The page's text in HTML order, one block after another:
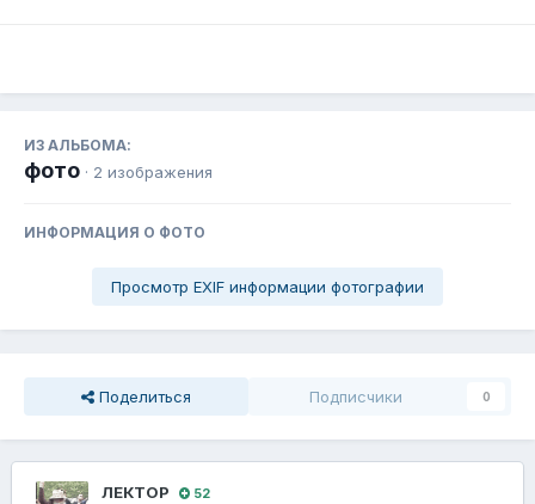
ИЗ АЛЬБОМА:
фото · 2 изображения
ИНФОРМАЦИЯ О ФОТО
Просмотр EXIF информации фотографии
Поделиться Подписчики 0
ЛЕКТОР 52